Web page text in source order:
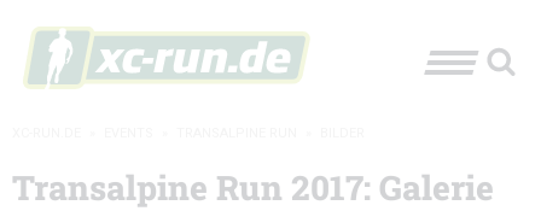
Transalpine Run 2017: Galerie